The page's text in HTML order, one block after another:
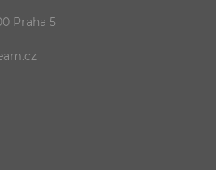
Praha 5